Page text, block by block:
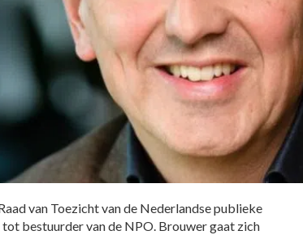
van Toezicht van de Nederlandse publieke
bestuurder van de NPO. Brouwer gaat zich